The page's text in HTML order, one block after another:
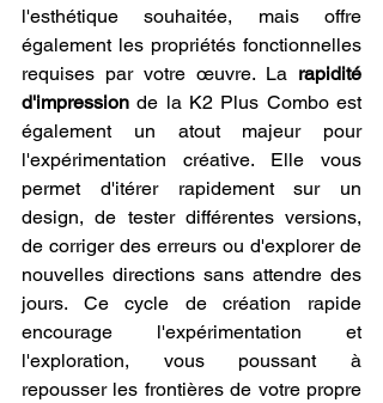
l'esthétique souhaitée, mais offre
également les propriétés fonctionnelles
requises par votre œuvre. La rapidité
d'impression de la K2 Plus Combo est
également un atout majeur pour
l'expérimentation créative. Elle vous
permet d'itérer rapidement sur un
design, de tester différentes versions,
de corriger des erreurs ou d'explorer de
nouvelles directions sans attendre des
jours. Ce cycle de création rapide
encourage l'expérimentation et
l'exploration, vous poussant à
repousser les frontières de votre propre